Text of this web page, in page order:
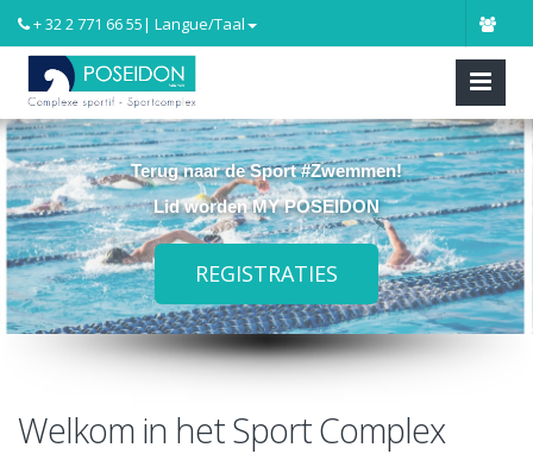
+ 32 2 771 66 55 | Langue/Taal
Terug naar de Sport #Zwemmen!
Lid worden MY POSEIDON
REGISTRATIES
Welkom in het Sport Complex